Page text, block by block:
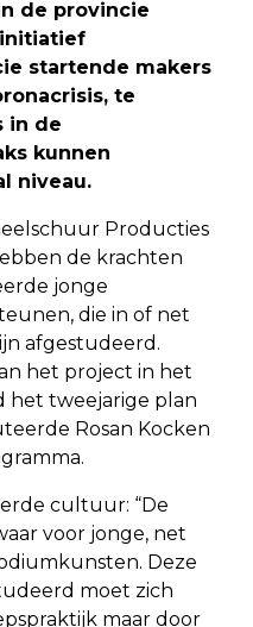
de provincie
startende makers
te
in de
kunnen
niveau.
Producties
de krachten
jonge
die in of net
afgestudeerd.
het project in het
het tweejarige plan
Rosan Kocken
cultuur: “De
voor jonge, net
Deze
moet zich
maar door